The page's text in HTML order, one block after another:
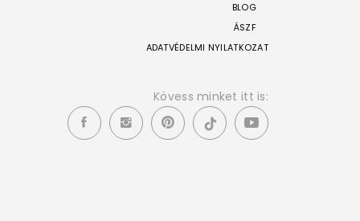
BLOG
ÁSZF
ADATVÉDELMI NYILATKOZAT
Kövess minket itt is: